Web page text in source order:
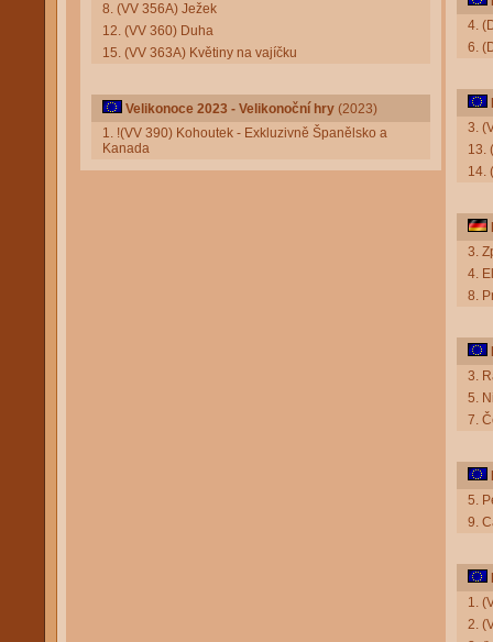
8. (VV 356A) Ježek
12. (VV 360) Duha
15. (VV 363A) Květiny na vajíčku
Velikonoce 2023 - Velikonoční hry (2023)
1. !(VV 390) Kohoutek - Exkluzivně Španělsko a
Kanada
4.
6.
3.
13.
14.
3.
4.
8.
3.
5.
7.
5.
9.
1.
2.